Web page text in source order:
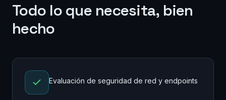
Todo lo que necesita, bien
hecho
Evaluación de seguridad de red y endpoints